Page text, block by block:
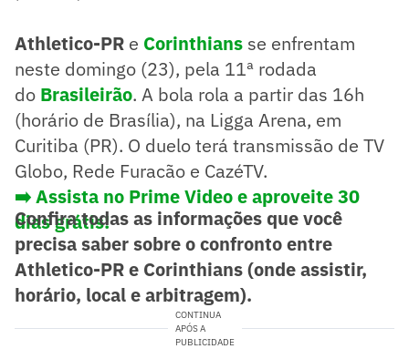
Athletico-PR e Corinthians se enfrentam
neste domingo (23), pela 11ª rodada
do Brasileirão. A bola rola a partir das 16h
(horário de Brasília), na Ligga Arena, em
Curitiba (PR). O duelo terá transmissão de TV
Globo, Rede Furacão e CazéTV.
➡️ Assista no Prime Video e aproveite 30
dias grátis!
Confira todas as informações que você
precisa saber sobre o confronto entre
Athletico-PR e Corinthians(onde assistir,
horário, local e arbitragem).
CONTINUA
APÓS A
PUBLICIDADE